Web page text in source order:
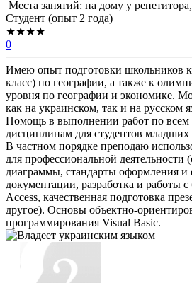
Места занятий: на дому у
Cтудент (опыт 2 года)
★★★★
0
Имею опыт подготовки школьников
класс) по географии, а также к
уровня по географии и экономике.
как на украинском, так и на русском
Помощь в выполнении работ по всем
дисциплинам для студентов младших
В частном порядке преподаю
для профессиональной деятельности
диаграммы, стандарты оформления и
документации, разработка и работы
Access, качественная подготовка
другое). Основы объектно-
программирования Visual Basic.